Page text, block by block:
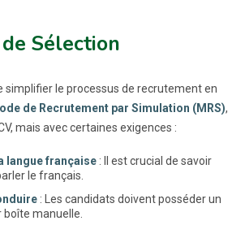
Sélection
simplifier le processus de recrutement en
de Recrutement par Simulation (MRS),
mais avec certaines exigences :
langue française : Il est crucial de savoir
le français.
: Les candidats doivent posséder un
manuelle.